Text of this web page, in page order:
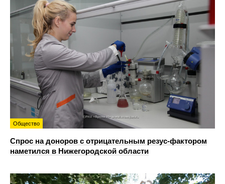
Общество
Спрос на доноров с отрицательным резус-фактором
наметился в Нижегородской области